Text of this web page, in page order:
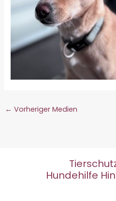
← Vorheriger Medien
Hundehilfe